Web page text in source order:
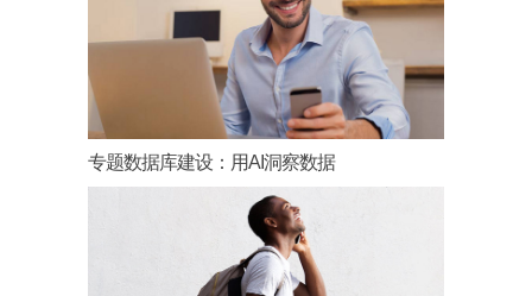
专题数据库建设：用AI洞察数据